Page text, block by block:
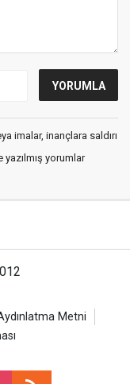
imalar, inançlara saldırı
yorumlar
Metni